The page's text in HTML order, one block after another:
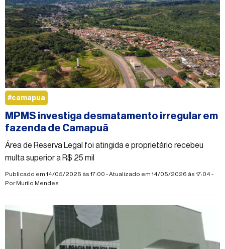
MPMS investiga desmatamento irregular em
fazenda de Camapuã
Área de Reserva Legal foi atingida e proprietário recebeu
multa superior a R$ 25 mil
Publicado em 14/05/2026 às 17:00 - Atualizado em 14/05/2026 às 17:04 -
PorMurilo Mendes
#camapua